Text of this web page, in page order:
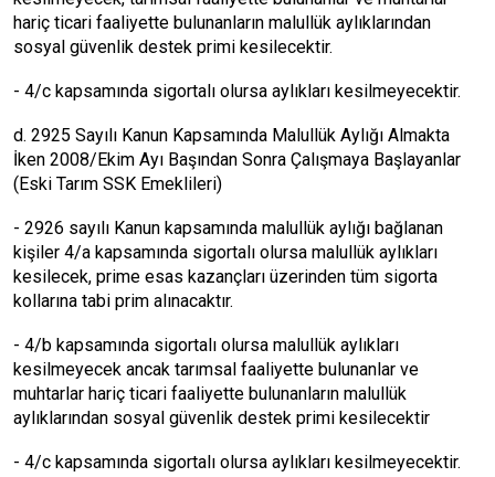
hariç ticari faaliyette bulunanların malullük aylıklarından
sosyal güvenlik destek primi kesilecektir.
- 4/c kapsamında sigortalı olursa aylıkları kesilmeyecektir.
d. 2925 Sayılı Kanun Kapsamında Malullük Aylığı Almakta
İken 2008/Ekim Ayı Başından Sonra Çalışmaya Başlayanlar
(Eski Tarım SSK Emeklileri)
- 2926 sayılı Kanun kapsamında malullük aylığı bağlanan
kişiler 4/a kapsamında sigortalı olursa malullük aylıkları
kesilecek, prime esas kazançları üzerinden tüm sigorta
kollarına tabi prim alınacaktır.
- 4/b kapsamında sigortalı olursa malullük aylıkları
kesilmeyecek ancak tarımsal faaliyette bulunanlar ve
muhtarlar hariç ticari faaliyette bulunanların malullük
aylıklarından sosyal güvenlik destek primi kesilecektir
- 4/c kapsamında sigortalı olursa aylıkları kesilmeyecektir.